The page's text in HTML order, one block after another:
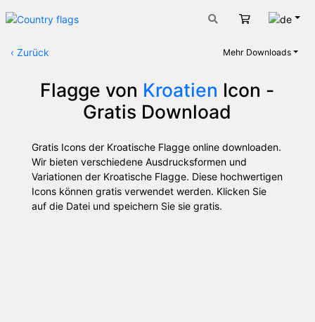
Warenkorb
‹ Zurück Mehr Downloads
Flagge von Kroatien Icon -
Gratis Download
Gratis Icons der Kroatische Flagge online downloaden.
Wir bieten verschiedene Ausdrucksformen und
Variationen der Kroatische Flagge. Diese hochwertigen
Icons können gratis verwendet werden. Klicken Sie
auf die Datei und speichern Sie sie gratis.